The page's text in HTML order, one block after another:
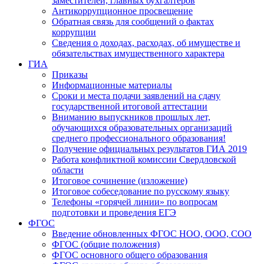
Антикоррупционное просвещение
Обратная связь для сообщений о фактах
коррупции
Сведения о доходах, расходах, об имуществе и
обязательствах имущественного характера
ГИА
Приказы
Информационные материалы
Сроки и места подачи заявлений на сдачу
государственной итоговой аттестации
Вниманию выпускников прошлых лет,
обучающихся образовательных организаций
среднего профессионального образования!
Получение официальных результатов ГИА 2019
Работа конфликтной комиссии Свердловской
области
Итоговое сочинение (изложение)
Итоговое собеседование по русскому языку
Телефоны «горячей линии» по вопросам
подготовки и проведения ЕГЭ
ФГОС
Введение обновленных ФГОС НОО, ООО, СОО
ФГОС (общие положения)
ФГОС основного общего образования